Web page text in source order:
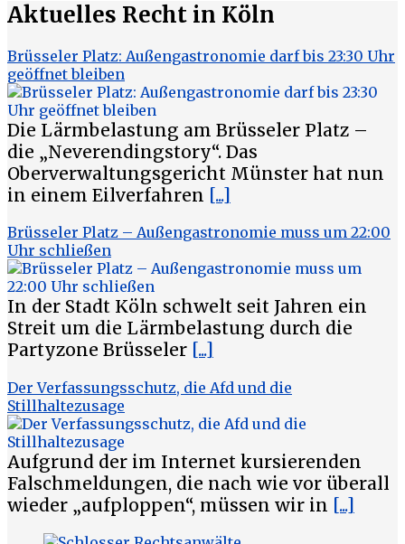
Aktuelles Recht in Köln
Brüsseler Platz: Außengastronomie darf bis 23:30 Uhr
geöffnet bleiben
Die Lärmbelastung am Brüsseler Platz –
die „Neverendingstory“. Das
Oberverwaltungsgericht Münster hat nun
in einem Eilverfahren [...]
Brüsseler Platz – Außengastronomie muss um 22:00
Uhr schließen
In der Stadt Köln schwelt seit Jahren ein
Streit um die Lärmbelastung durch die
Partyzone Brüsseler [...]
Der Verfassungsschutz, die Afd und die
Stillhaltezusage
Aufgrund der im Internet kursierenden
Falschmeldungen, die nach wie vor überall
wieder „aufploppen“, müssen wir in [...]